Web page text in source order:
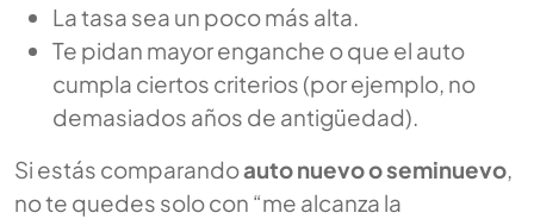
La tasa sea un poco más alta.
Te pidan mayor enganche o que el auto
cumpla ciertos criterios (por ejemplo, no
demasiados años de antigüedad).
Si estás comparandoauto nuevo o seminuevo
no te quedes solo con “me alcanza la